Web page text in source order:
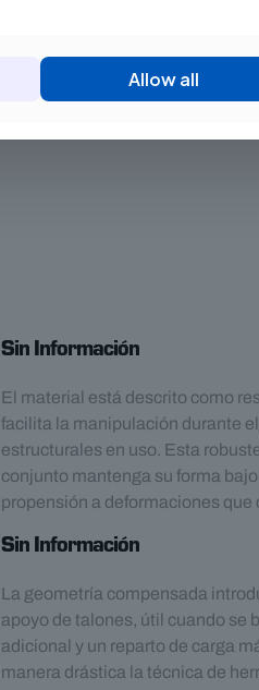
Sin Información
El material está descrito como
facilita la manipulación durante
estructurales en uso. Esta
conjunto mantenga su forma
propensión a deformaciones
Sin Información
La geometría compensada
apoyo de talones, útil cuando se
adicional y un reparto de carga
manera drástica la técnica de
Allow all